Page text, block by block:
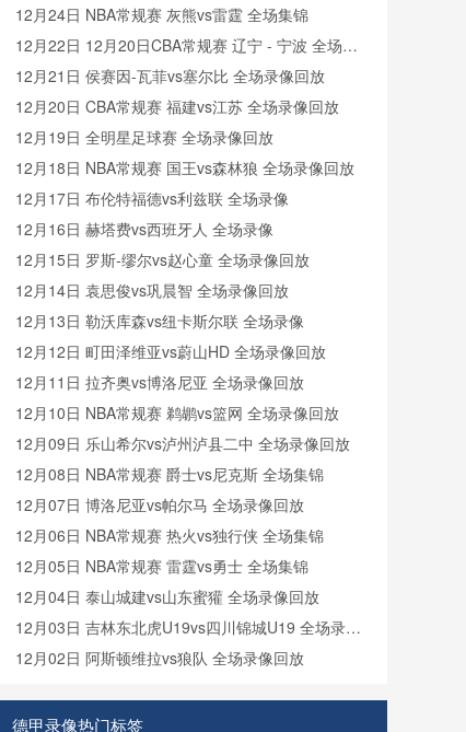
场录像
12月24日 NBA常规赛 灰熊vs雷霆 全场集锦
12月22日 12月20日CBA常规赛 辽宁 - 宁波 全场录
像
12月21日 侯赛因-瓦菲vs塞尔比 全场录像回放
12月20日 CBA常规赛 福建vs江苏 全场录像回放
12月19日 全明星足球赛 全场录像回放
12月18日 NBA常规赛 国王vs森林狼 全场录像回放
12月17日 布伦特福德vs利兹联 全场录像
12月16日 赫塔费vs西班牙人 全场录像
12月15日 罗斯-缪尔vs赵心童 全场录像回放
12月14日 袁思俊vs巩晨智 全场录像回放
12月13日 勒沃库森vs纽卡斯尔联 全场录像
12月12日 町田泽维亚vs蔚山HD 全场录像回放
12月11日 拉齐奥vs博洛尼亚 全场录像回放
12月10日 NBA常规赛 鹈鹕vs篮网 全场录像回放
12月09日 乐山希尔vs泸州泸县二中 全场录像回放
12月08日 NBA常规赛 爵士vs尼克斯 全场集锦
12月07日 博洛尼亚vs帕尔马 全场录像回放
12月06日 NBA常规赛 热火vs独行侠 全场集锦
12月05日 NBA常规赛 雷霆vs勇士 全场集锦
12月04日 泰山城建vs山东蜜獾 全场录像回放
12月03日 吉林东北虎U19vs四川锦城U19 全场录像
回放
12月02日 阿斯顿维拉vs狼队 全场录像回放
德甲录像热门标签